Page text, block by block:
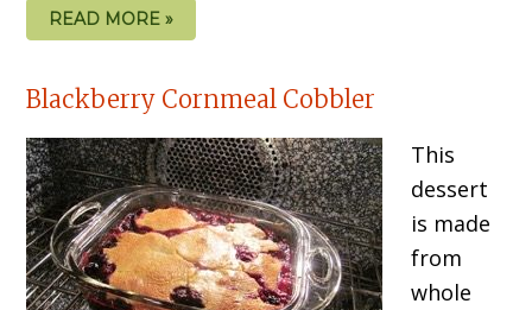
READ MORE »
Blackberry Cornmeal Cobbler
This
dessert
is made
from
whole